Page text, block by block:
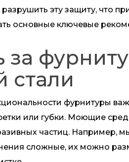
эту защиту, что
основные ключевые
за
стали
фурнитуры
или губки. Моющие
частиц. Например,
сложные, их можно